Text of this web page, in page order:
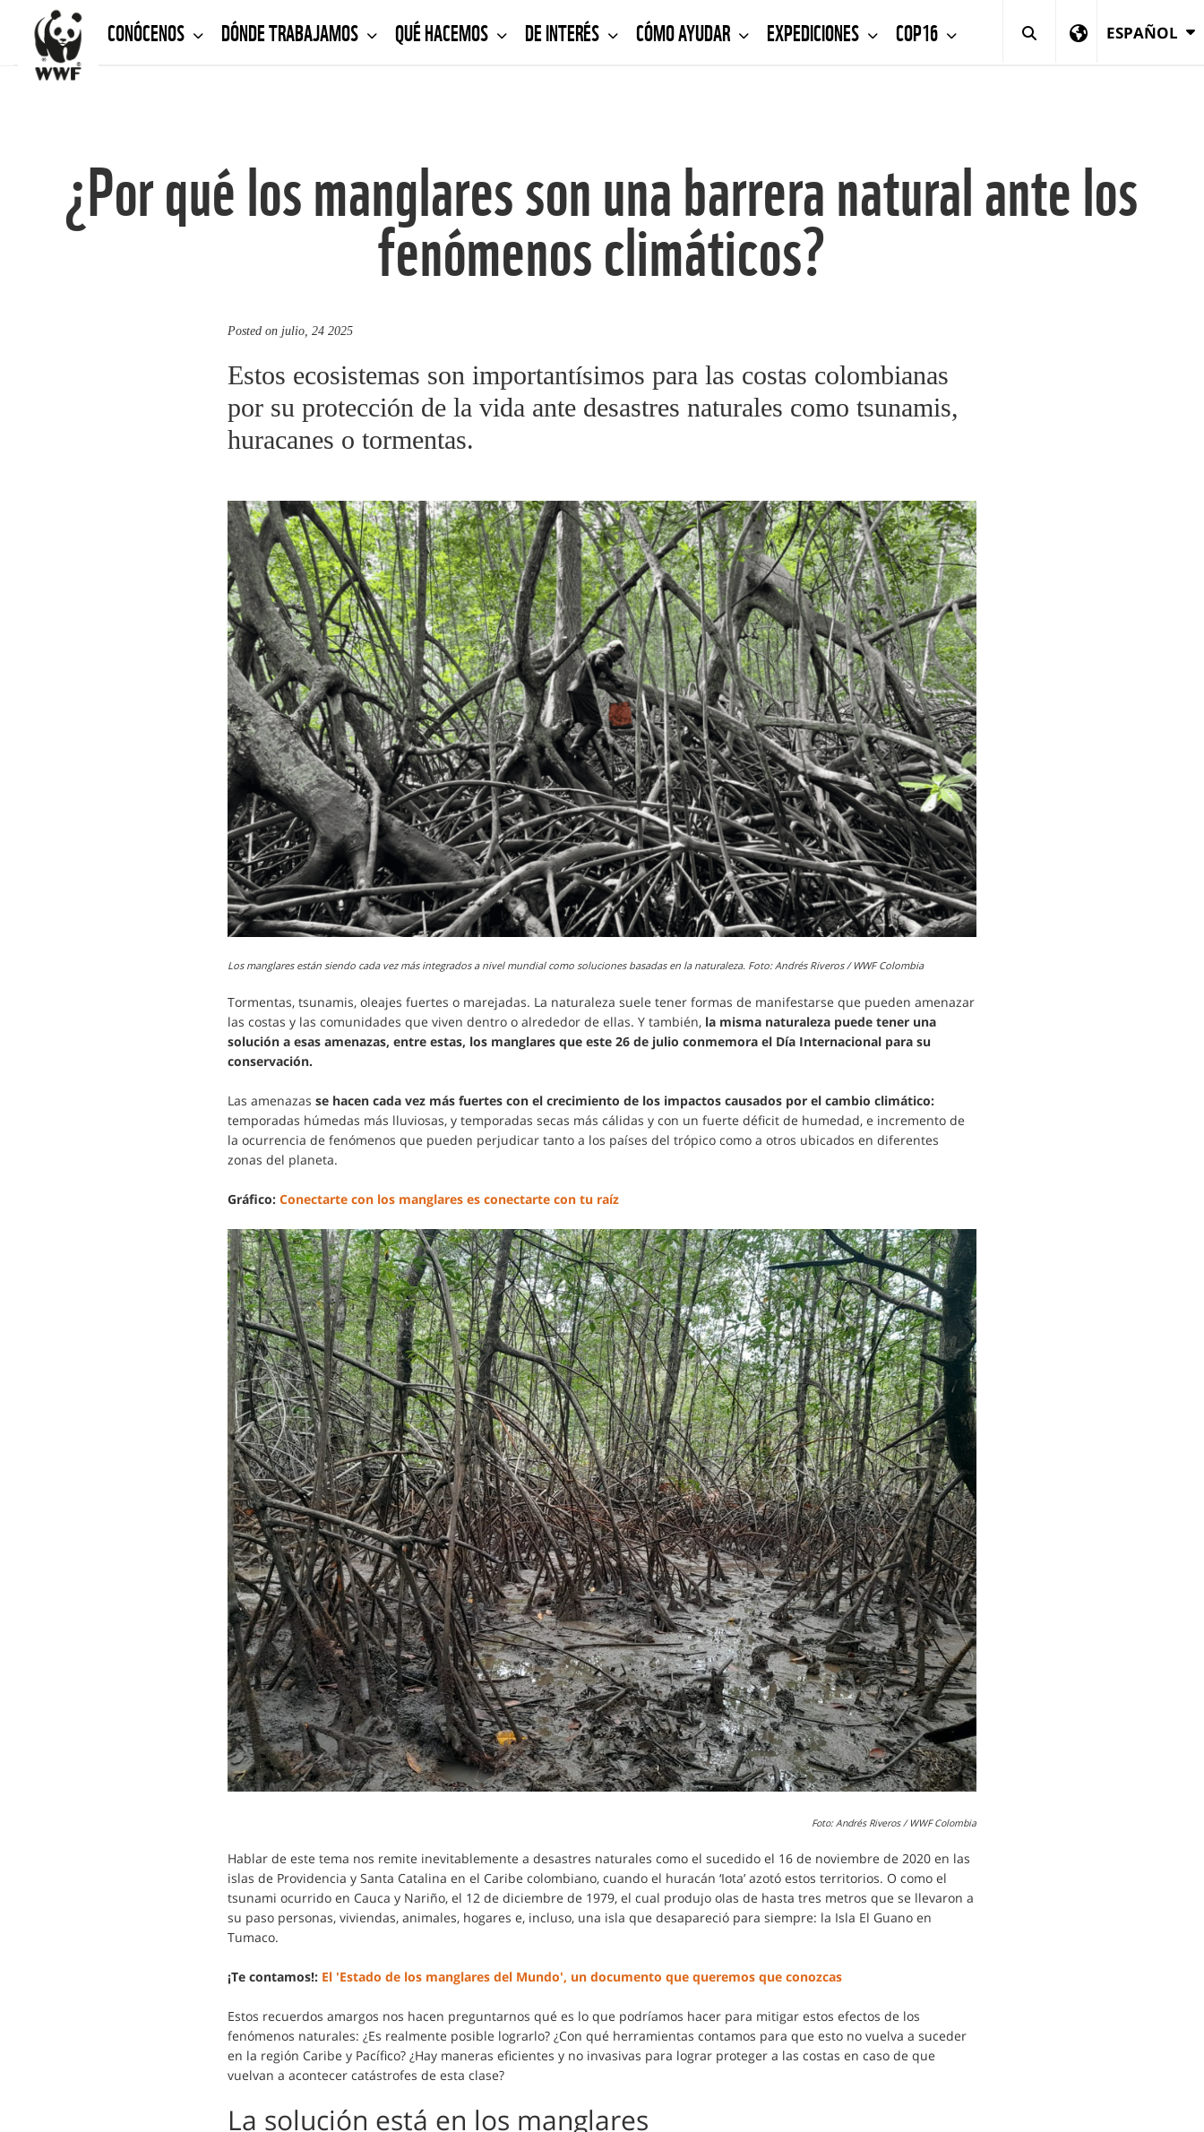
CONÓCENOS DÓNDE TRABAJAMOS QUÉ HACEMOS DE INTERÉS CÓMO AYUDAR EXPEDICIONES COP16 ESPAÑOL
¿Por qué los manglares son una barrera natural ante los
fenómenos climáticos?
Posted onjulio, 24 2025
Estos ecosistemas son importantísimos para las costas colombianas
por su protección de la vida ante desastres naturales como tsunamis,
huracanes o tormentas.
Los manglares están siendo cada vez más integrados a nivel mundial como soluciones basadas en la naturaleza. Foto: Andrés Riveros / WWF Colombia
Tormentas, tsunamis, oleajes fuertes o marejadas. La naturaleza suele tener formas de manifestarse que pueden amenazar
las costas y las comunidades que viven dentro o alrededor de ellas. Y también,la misma naturaleza puede tener una
solución a esas amenazas, entre estas, los manglares que este 26 de julio conmemora el Día Internacional para su
conservación.
Las amenazas se hacen cada vez más fuertes con el crecimiento de los impactos causados por el cambio climático:
temporadas húmedas más lluviosas, y temporadas secas más cálidas y con un fuerte déficit de humedad, e incremento de
la ocurrencia de fenómenos que pueden perjudicar tanto a los países del trópico como a otros ubicados en diferentes
zonas del planeta.
Gráfico: Conectarte con los manglares es conectarte con tu raíz
Foto: Andrés Riveros / WWF Colombia
Hablar de este tema nos remite inevitablemente a desastres naturales como el sucedido el 16 de noviembre de 2020 en las
islas de Providencia y Santa Catalina en el Caribe colombiano, cuando el huracán ‘Iota’ azotó estos territorios. O como el
tsunami ocurrido en Cauca y Nariño, el 12 de diciembre de 1979, el cual produjo olas de hasta tres metros que se llevaron a
su paso personas, viviendas, animales, hogares e, incluso, una isla que desapareció para siempre: la Isla El Guano en
Tumaco.
¡Te contamos!: El 'Estado de los manglares del Mundo', un documento que queremos que conozcas
Estos recuerdos amargos nos hacen preguntarnos qué es lo que podríamos hacer para mitigar estos efectos de los
fenómenos naturales: ¿Es realmente posible lograrlo? ¿Con qué herramientas contamos para que esto no vuelva a suceder
en la región Caribe y Pacífico? ¿Hay maneras eficientes y no invasivas para lograr proteger a las costas en caso de que
vuelvan a acontecer catástrofes de esta clase?
La solución está en los manglares